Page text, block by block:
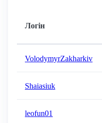
Логін
VolodymyrZakharkiv
Shaiasiuk
leofun01